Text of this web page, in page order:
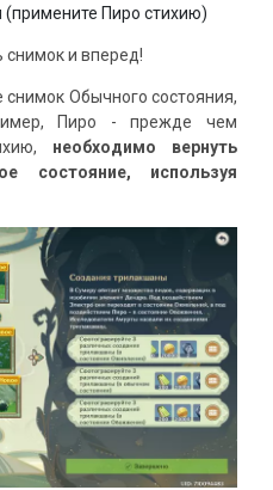
Пиро стихию)
снимок и вперед!
снимок Обычного состояния,
Пиро - прежде чем
необходимо вернуть
состояние, используя